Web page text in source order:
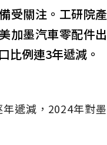
受關注。工研院產
加墨汽車零配件出
比例連3年遞減。
遞減，2024年對墨